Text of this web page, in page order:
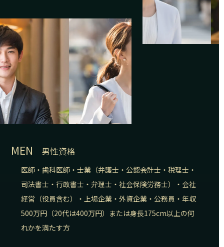
MEN 男性資格
医師・歯科医師・士業（弁護士・公認会計士・税理士・
司法書士・行政書士・弁理士・社会保険労務士）・会社
経営（役員含む）・上場企業・外資企業・公務員・年収
500万円（20代は400万円）または身長175cm以上の何
れかを満たす方